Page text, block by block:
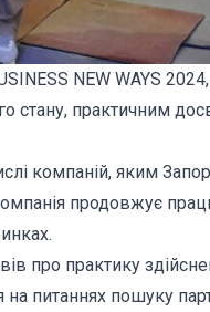
NEW WAYS
стану, практичним
компаній, яким
продовжує
про практику
питаннях пошуку